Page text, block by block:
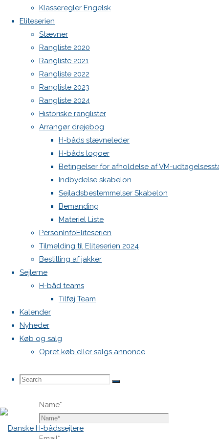
Klasseregler Engelsk
Eliteserien
Stævner
Rangliste 2020
Rangliste 2021
Rangliste 2022
Rangliste 2023
Rangliste 2024
Historiske ranglister
Arrangør drejebog
H-båds stævneleder
H-båds logoer
Betingelser for afholdelse af VM-
Indbydelse skabelon
Sejladsbestemmelser Skabelon
Bemanding
Materiel Liste
PersonInfoEliteserien
Tilmelding til Eliteserien 2024
Bestilling af jakker
Sejlerne
H-båd teams
Tilføj Team
Kalender
Nyheder
Køb og salg
Opret køb eller salgs annonce
Search
Search
Search
Previous
image
Next
image
Skriv
et
svar
Din e-
mailadresse
vil ikke
blive
publiceret.
Krævede
felter er
markeret
med
*
Comment
Name*
WordPress.org